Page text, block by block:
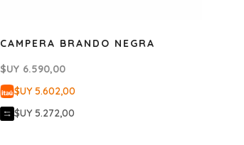
CAMPERA BRANDO NEGRA
$UY 6.590,00
$UY 5.602,00
$UY 5.272,00